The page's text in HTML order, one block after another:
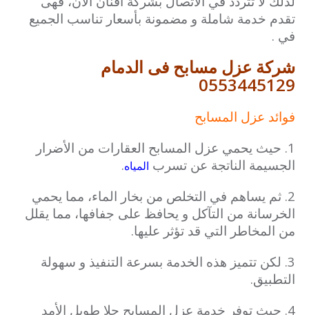
تقدم خدمة شاملة و مضمونة بأسعار تناسب الجميع
في .
شركة عزل مسابح فى الدمام
0553445129
فوائد عزل المسابح
1. حيث يحمي عزل المسابح العقارات من الأضرار
الجسيمة الناتجة عن تسرب المياه.
2. ثم يساهم في التخلص من بخار الماء، مما يحمي
الخرسانة من التآكل و يحافظ على جفافها، مما يقلل
من المخاطر التي قد تؤثر عليها.
3. لكن تتميز هذه الخدمة بسرعة التنفيذ و سهولة
التطبيق.
4. حيث توفر خدمة عزل المسابح حلا طويل الأمد